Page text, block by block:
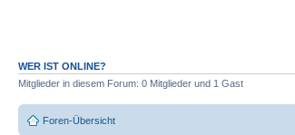
WER IST ONLINE?
Mitglieder in diesem Forum: 0 Mitglieder und 1 Gast
Foren-Übersicht